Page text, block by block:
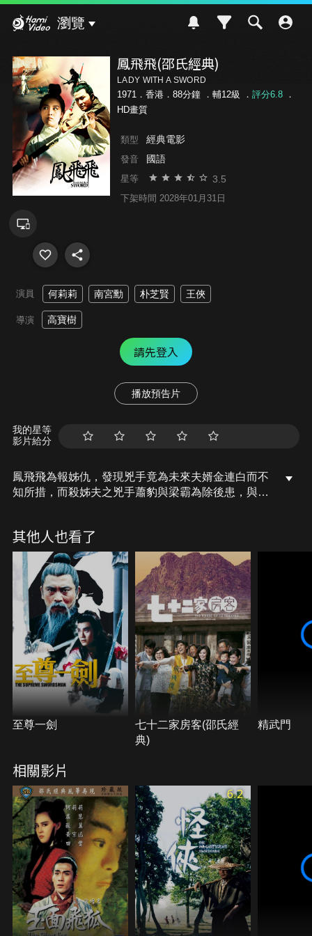
瀏覽
鳳飛飛(邵氏經典)
LADY WITH A SWORD
1971．香港．88分鐘 ． 輔12級 ． 評分6.8．
HD畫質
類型 經典電影
發音 國語
星等 3.5
下架時間 2028年01月31日
演員 何莉莉 南宮勳 朴芝賢 王俠
導演 高寶樹
請先登入
播放預告片
我的星等
影片給分
鳳飛飛為報姊仇，發現兇手竟為未來夫婿金連白而不
知所措，而殺姊夫之兇手蕭豹與梁霸為除後患，與金
其他人也看了
至尊一劍
七十二家房客(邵氏經
典)
精武門
相關影片
6.2